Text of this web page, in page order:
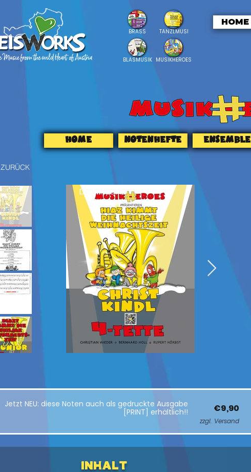
BRASS
BLASMUSIK
TANZLMUSI
MUSIKHEROES
HOME
HOME NOTENHEFTE ENSEMBLE
ZURÜCK
DOWNLOAD
Jetzt NEU: diese Noten auch als gedruckte Ausgabe
[PRINT] erhältlich!!
€9,90
zzgl. Versand
Inhalt